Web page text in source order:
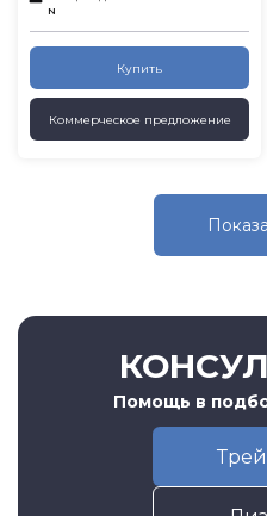
N
Купить
Коммерческое предложение
Помощь в